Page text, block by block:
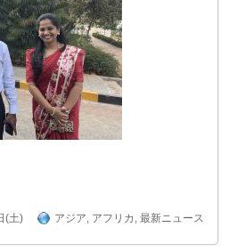
(土) アジア, アフリカ , 最新ニュース